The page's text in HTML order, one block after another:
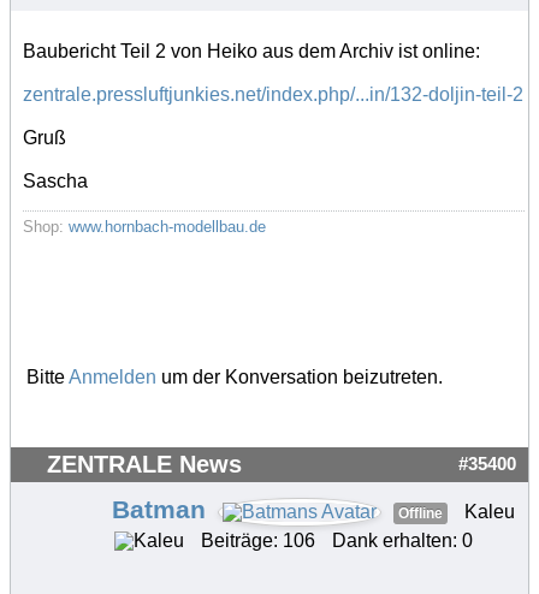
Baubericht Teil 2 von Heiko aus dem Archiv ist online:
zentrale.pressluftjunkies.net/index.php/...in/132-doljin-teil-2
Gruß
Sascha
Shop: www.hornbach-modellbau.de
BitteAnmelden um der Konversation beizutreten.
ZENTRALE News #35400
Batman Offline
Kaleu
Beiträge: 106
Dank erhalten: 0